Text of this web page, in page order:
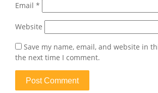
Email *
Website
Save my name, email, and website in
the next time I comment.